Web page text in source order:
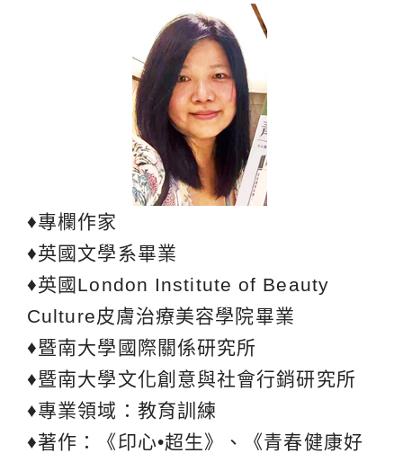
♦專欄作家
♦英國文學系畢業
♦英國London Institute of Beauty
Culture皮膚治療美容學院畢業
♦暨南大學國際關係研究所
♦暨南大學文化創意與社會行銷研究所
♦專業領域：教育訓練
♦著作：《印心•超生》、《青春健康好